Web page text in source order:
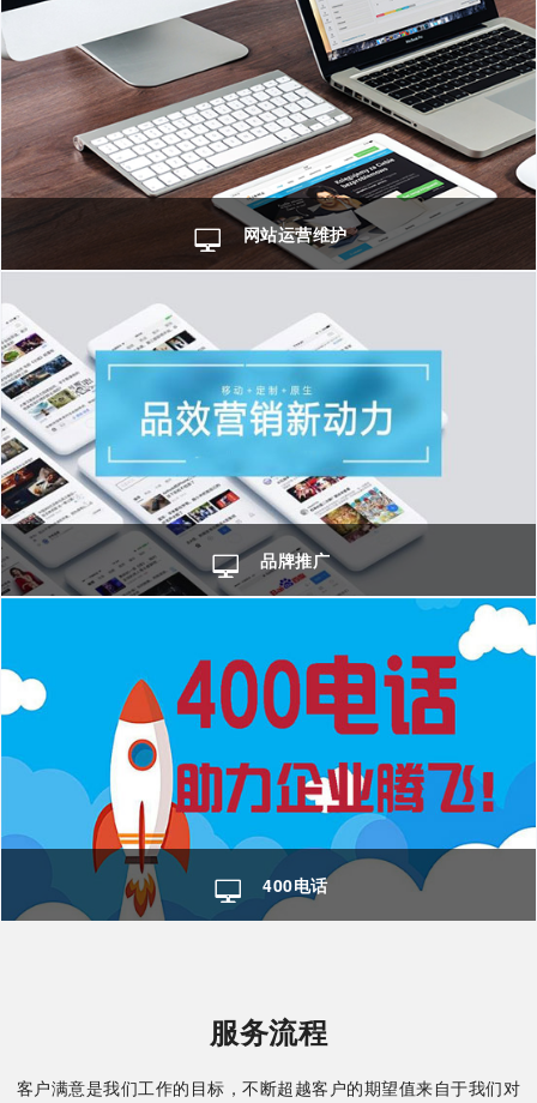
网站运营维护
品牌推广
400电话
服务流程
客户满意是我们工作的目标，不断超越客户的期望值来自于我们对